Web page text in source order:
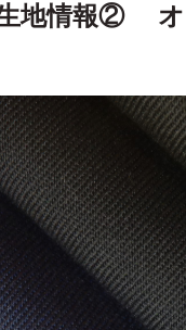
生地情報② オ